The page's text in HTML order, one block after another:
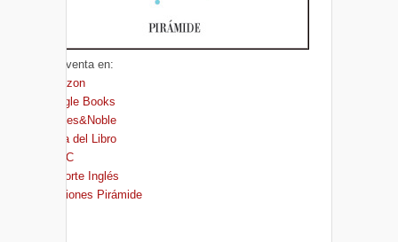
A la venta en:
Amazon
Google Books
Barnes&Noble
Casa del Libro
FNAC
El Corte Inglés
Ediciones Pirámide